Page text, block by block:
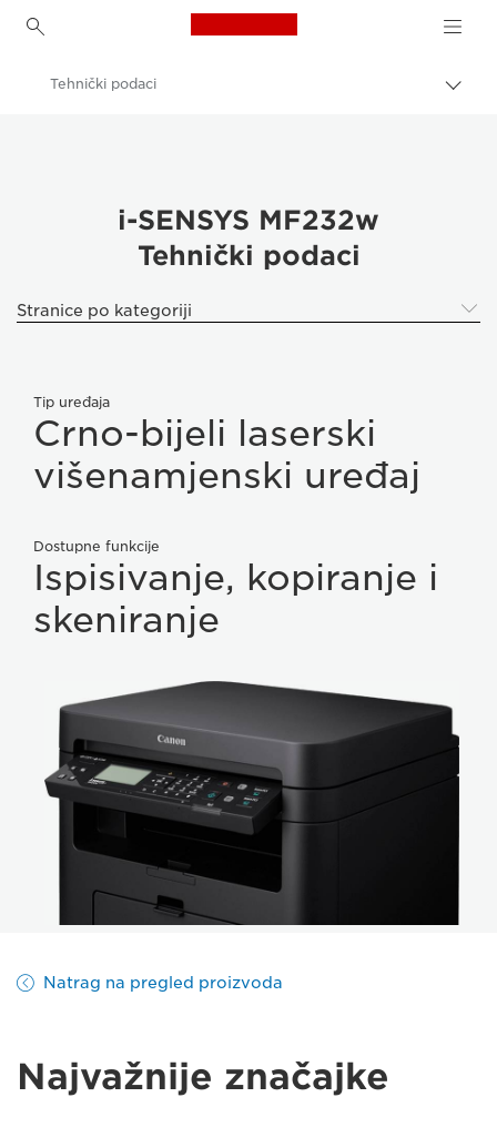
Canon Logo, back to
Tehnički podaci
i-SENSYS MF232w
Tehnički podaci
Stranice po kategoriji
Tip uređaja
Crno-bijeli laserski
višenamjenski uređaj
Dostupne funkcije
Ispisivanje, kopiranje i
skeniranje
Natrag na pregled proizvoda
Najvažnije značajke